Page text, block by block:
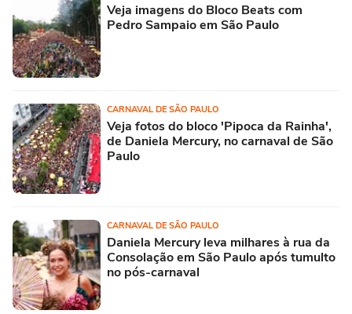
Veja imagens do Bloco Beats com
Pedro Sampaio em São Paulo
CARNAVAL DE SÃO PAULO
Veja fotos do bloco 'Pipoca da Rainha',
de Daniela Mercury, no carnaval de São
Paulo
CARNAVAL DE SÃO PAULO
Daniela Mercury leva milhares à rua da
Consolação em São Paulo após tumulto
no pós-carnaval